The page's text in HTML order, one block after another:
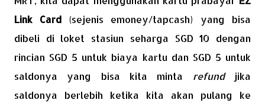
Link Card (sejenis emoney/tapcash) yang bisa
dibeli di loket stasiun seharga SGD 10 dengan
rincian SGD 5 untuk biaya kartu dan SGD 5 untuk
saldonya yang bisa kita minta refundjika
saldonya berlebih ketika kita akan pulang ke